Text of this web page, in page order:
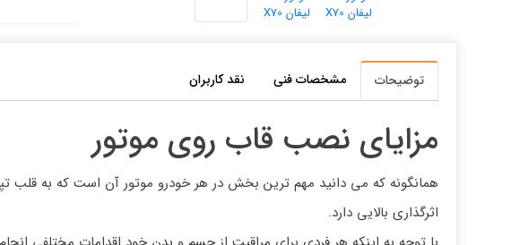
توضیحات مشخصات فنی نقد کاربران
مزایای نصب قاب روی موتور
همانگونه که می دانید مهم ترین بخش در هر خودرو موتور آن است که به قلب
اثرگذاری بالایی دارد.